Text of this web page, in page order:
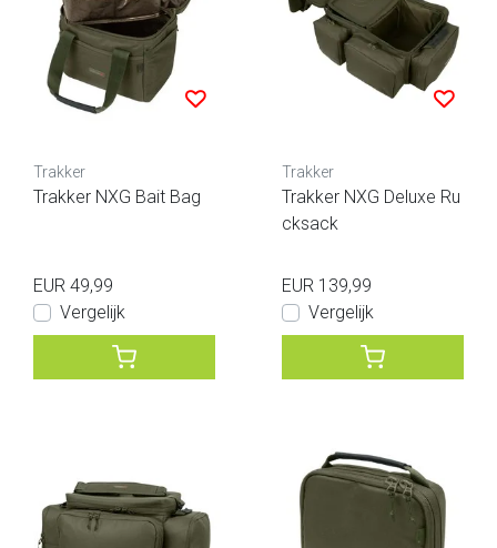
Trakker
Trakker NXG Bait Bag
EUR 49,99
Vergelijk
Trakker
Trakker NXG Deluxe Ru
cksack
EUR 139,99
Vergelijk